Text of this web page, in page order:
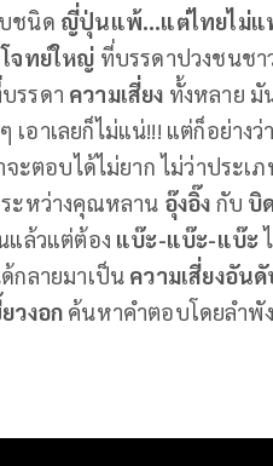
ชนิด ญี่ปุ่นแพ้...แต่ไทยไม่แ
โจทย์ใหญ่ ที่บรรดาปวงชนชา
รรดา ความเสี่ยง ทั้งหลาย มั
าเลยก็ไม่แน่!!! แต่ก็อย่างว่
ตอบได้ไม่ยาก ไม่ว่าประเภ
ะหว่างคุณหลาน อุ๊งอิ๊ง กับ บิ
แล้วแต่ต้อง แบ๊ะ-แบ๊ะ-แบ๊ะ
กลายมาเป็น ความเสี่ยงอัน
วงอก ค้นหาคำตอบโดยลำพั